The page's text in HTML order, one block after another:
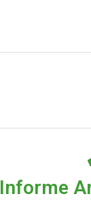
Informe